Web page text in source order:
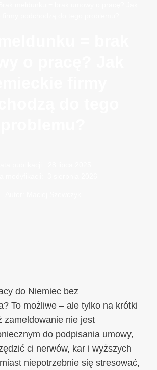
do Niemiec bez
To możliwe – ale tylko na krótki
zameldowanie nie jest
do podpisania umowy,
ci nerwów, kar i wyższych
niepotrzebnie się stresować,